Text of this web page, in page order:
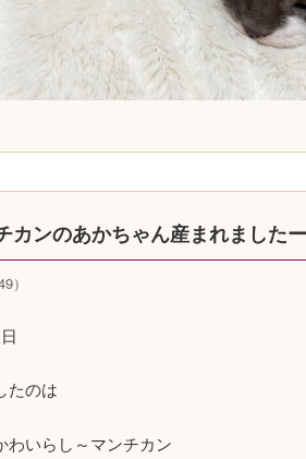
カンのあかちゃん産まれましたー
）
たのは
わいらし～マンチカン